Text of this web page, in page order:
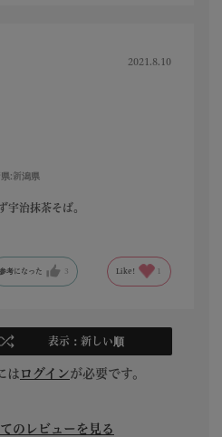
2021.8.10
: 新潟県
宇治抹茶そば。
参考になった 3 Like!
表示：新しい順
は ログインが必要です。
のレビューを見る